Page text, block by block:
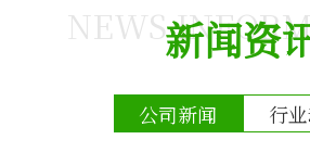
新闻资
NEWS
公司新闻 行